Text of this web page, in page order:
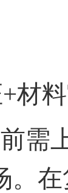
材
需
。